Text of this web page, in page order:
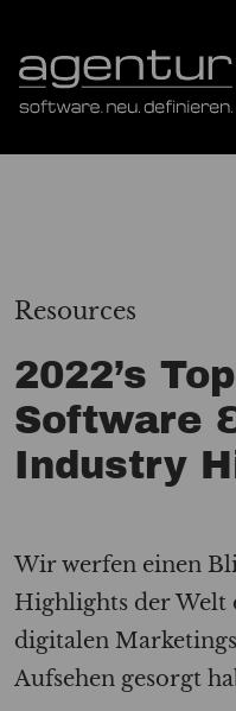
Resources
2022’s
Software
Industry
Wir werfen einen
Highlights der Welt
digitalen
Aufsehen gesorgt